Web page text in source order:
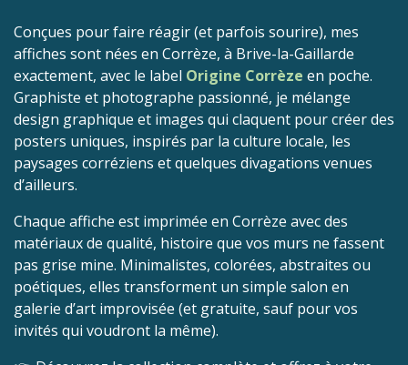
Conçues pour faire réagir (et parfois sourire), mes
affiches sont nées en Corrèze, à Brive-la-Gaillarde
exactement, avec le label Origine Corrèze en poche.
Graphiste et photographe passionné, je mélange
design graphique et images qui claquent pour créer des
posters uniques, inspirés par la culture locale, les
paysages corréziens et quelques divagations venues
d’ailleurs.
Chaque affiche est imprimée en Corrèze avec des
matériaux de qualité, histoire que vos murs ne fassent
pas grise mine. Minimalistes, colorées, abstraites ou
poétiques, elles transforment un simple salon en
galerie d’art improvisée (et gratuite, sauf pour vos
invités qui voudront la même).